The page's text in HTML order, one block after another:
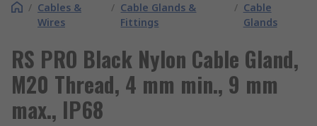
/ Cables &
Wires
/ Cable Glands &
Fittings
/ Cable
Glands
RS PRO Black Nylon Cable Gland,
M20 Thread, 4 mm min., 9 mm
max., IP68